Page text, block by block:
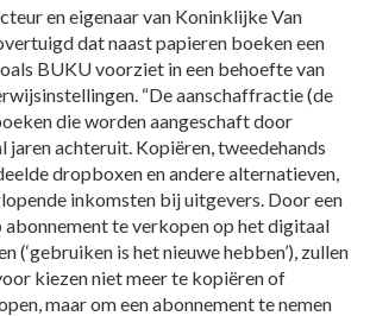
en eigenaar van Koninklijke Van
dat naast papieren boeken een
BUKU voorziet in een behoefte van
“De aanschaffractie (de
die worden aangeschaft door
jaren achteruit. Kopiëren, tweedehands
dropboxen en andere alternatieven,
inkomsten bij uitgevers. Door een
te verkopen op het digitaal
(‘gebruiken is het nieuwe hebben’), zullen
kiezen niet meer te kopiëren of
maar om een abonnement te nemen